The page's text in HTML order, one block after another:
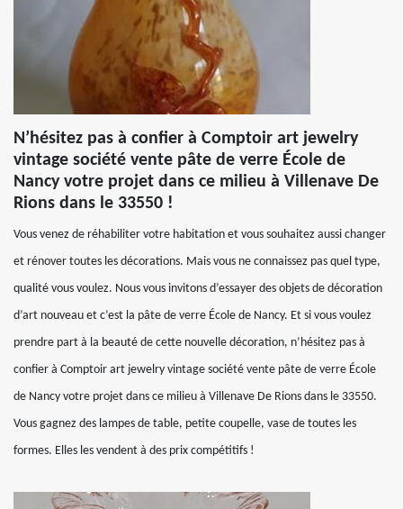
N’hésitez pas à confier à Comptoir art jewelry
vintage société vente pâte de verre École de
Nancy votre projet dans ce milieu à Villenave De
Rions dans le 33550 !
Vous venez de réhabiliter votre habitation et vous souhaitez aussi changer
et rénover toutes les décorations. Mais vous ne connaissez pas quel type,
qualité vous voulez. Nous vous invitons d’essayer des objets de décoration
d’art nouveau et c’est la pâte de verre École de Nancy. Et si vous voulez
prendre part à la beauté de cette nouvelle décoration, n’hésitez pas à
confier à Comptoir art jewelry vintage société vente pâte de verre École
de Nancy votre projet dans ce milieu à Villenave De Rions dans le 33550.
Vous gagnez des lampes de table, petite coupelle, vase de toutes les
formes. Elles les vendent à des prix compétitifs !